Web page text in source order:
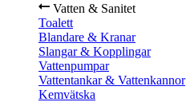
Vatten & Sanitet
Toalett
Blandare & Kranar
Slangar & Kopplingar
Vattenpumpar
Vattentankar & Vattenkannor
Kemvätska